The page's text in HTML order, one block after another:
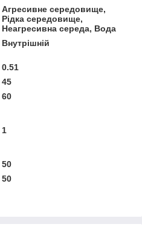
Агресивне середовище,
Рідка середовище,
Неагресивна середа, Вода
Внутрішній
0.51
45
60
1
50
50